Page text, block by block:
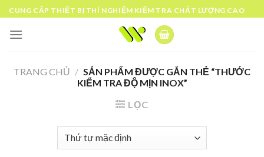
Skip
to
content
CUNG CẤP THIẾT BỊ THÍ NGHIỆM KIỂM TRA CHẤT LƯỢNG CAO
TRANG CHỦ / SẢN PHẨM ĐƯỢC GẮN THẺ “THƯỚC
KIỂM TRA ĐỘ MỊN INOX”
LỌC